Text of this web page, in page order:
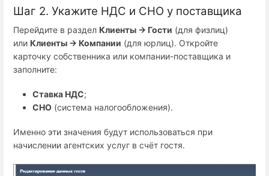
Шаг 2. Укажите НДС и СНО у поставщика
Перейдите в раздел Клиенты → Гости (для физлиц)
или Клиенты → Компании (для юрлиц). Откройте
карточку собственника или компании-поставщика и
заполните:
Ставка НДС;
СНО (система налогообложения).
Именно эти значения будут использоваться при
начислении агентских услуг в счёт гостя.